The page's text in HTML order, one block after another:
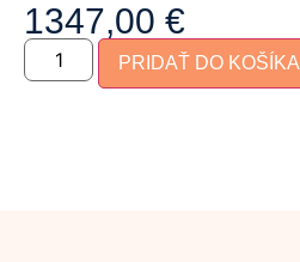
1347,00 €
PRIDAŤ DO KOŠÍKA